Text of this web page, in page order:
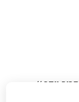
: קרוב יותר //